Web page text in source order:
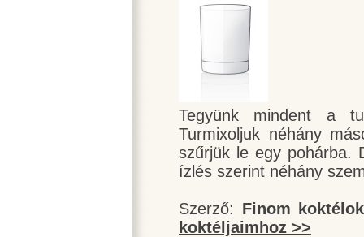
Tegyünk mindent a
Turmixoljuk néhány
szűrjük le egy pohárba.
ízlés szerint néhány
Szerző: Finom koktélok
koktéljaimhoz >>